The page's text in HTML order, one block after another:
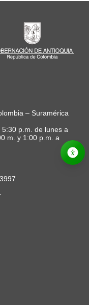
– Suramérica
p.m. de lunes a
m. y 1:00 p.m. a